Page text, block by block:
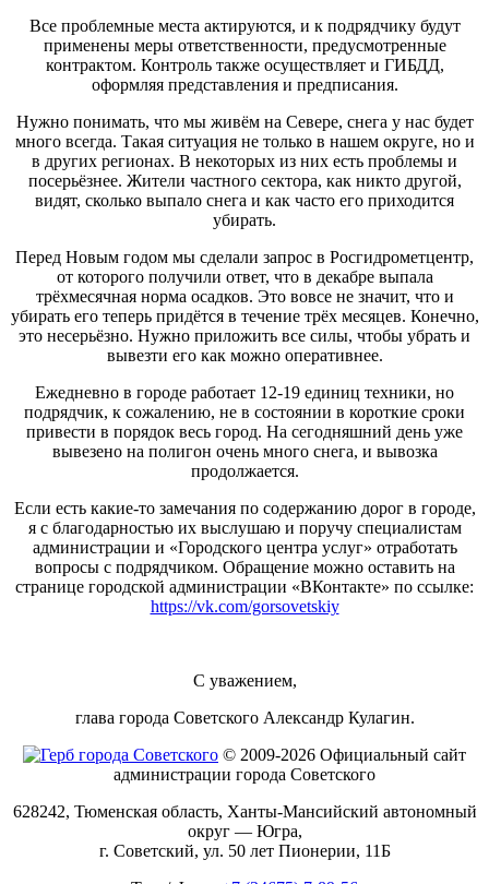
Все проблемные места актируются, и к подрядчику будут
применены меры ответственности, предусмотренные
контрактом. Контроль также осуществляет и ГИБДД,
оформляя представления и предписания.
Нужно понимать, что мы живём на Севере, снега у нас будет
много всегда. Такая ситуация не только в нашем округе, но и
в других регионах. В некоторых из них есть проблемы и
посерьёзнее. Жители частного сектора, как никто другой,
видят, сколько выпало снега и как часто его приходится
убирать.
Перед Новым годом мы сделали запрос в Росгидрометцентр,
от которого получили ответ, что в декабре выпала
трёхмесячная норма осадков. Это вовсе не значит, что и
убирать его теперь придётся в течение трёх месяцев. Конечно,
это несерьёзно. Нужно приложить все силы, чтобы убрать и
вывезти его как можно оперативнее.
Ежедневно в городе работает 12-19 единиц техники, но
подрядчик, к сожалению, не в состоянии в короткие сроки
привести в порядок весь город. На сегодняшний день уже
вывезено на полигон очень много снега, и вывозка
продолжается.
Если есть какие-то замечания по содержанию дорог в городе,
я с благодарностью их выслушаю и поручу специалистам
администрации и «Городского центра услуг» отработать
вопросы с подрядчиком. Обращение можно оставить на
странице городской администрации «ВКонтакте» по ссылке:
https://vk.com/gorsovetskiy
С уважением,
глава города Советского Александр Кулагин.
© 2009-2026 Официальный сайт
администрации города Советского
628242, Тюменская область, Ханты-Мансийский автономный
округ — Югра,
г. Советский, ул. 50 лет Пионерии, 11Б